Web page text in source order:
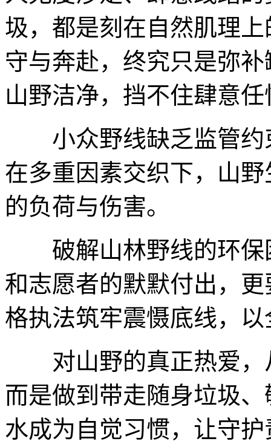
圾，都是刻在自然肌理
守与奔赴，终究只是弥
山野洁净，挡不住肆意
小众野线缺乏监管约
在多重因素交织下，山
的负荷与伤害。
破解山林野线的环保
和志愿者的默默付出，
格执法筑牢震慑底线，
对山野的真正热爱，
而是做到带走随身垃圾
水成为自觉习惯，让守